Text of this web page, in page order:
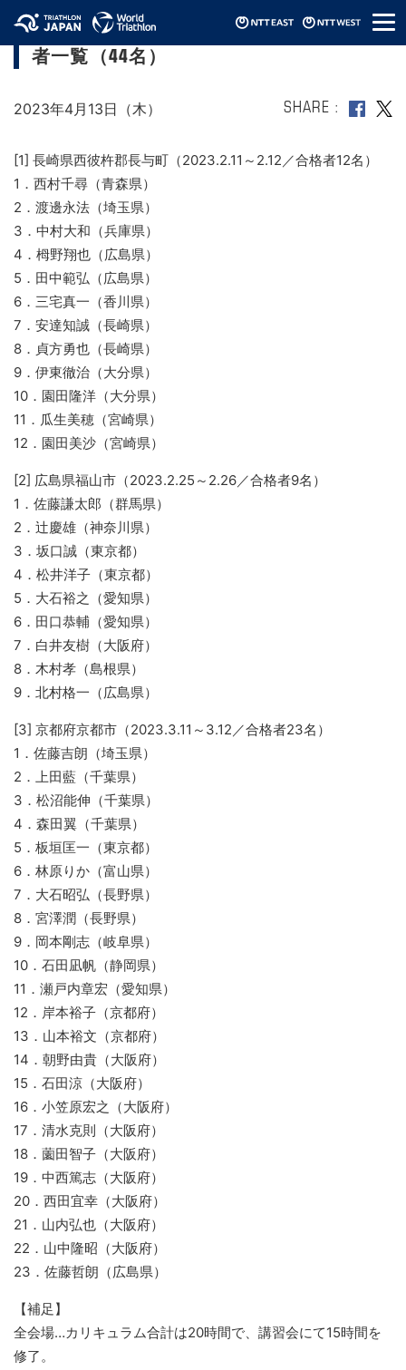
メ
ニ
2022年度JTU公認指導者養成講習会・合格
者一覧（44名）
2023年4月13日（木） SHARE
[1] 長崎県西彼杵郡長与町（2023.2.11～2.12／合格者12名）
1．西村千尋（青森県）
2．渡邊永法（埼玉県）
3．中村大和（兵庫県）
4．栂野翔也（広島県）
5．田中範弘（広島県）
6．三宅真一（香川県）
7．安達知誠（長崎県）
8．貞方勇也（長崎県）
9．伊東徹治（大分県）
10．園田隆洋（大分県）
11．瓜生美穂（宮崎県）
12．園田美沙（宮崎県）
[2] 広島県福山市（2023.2.25～2.26／合格者9名）
1．佐藤謙太郎（群馬県）
2．辻慶雄（神奈川県）
3．坂口誠（東京都）
4．松井洋子（東京都）
5．大石裕之（愛知県）
6．田口恭輔（愛知県）
7．白井友樹（大阪府）
8．木村孝（島根県）
9．北村格一（広島県）
[3] 京都府京都市（2023.3.11～3.12／合格者23名）
1．佐藤吉朗（埼玉県）
2．上田藍（千葉県）
3．松沼能伸（千葉県）
4．森田翼（千葉県）
5．板垣匡一（東京都）
6．林原りか（富山県）
7．大石昭弘（長野県）
8．宮澤潤（長野県）
9．岡本剛志（岐阜県）
10．石田凪帆（静岡県）
11．瀬戸内章宏（愛知県）
12．岸本裕子（京都府）
13．山本裕文（京都府）
14．朝野由貴（大阪府）
15．石田涼（大阪府）
16．小笠原宏之（大阪府）
17．清水克則（大阪府）
18．薗田智子（大阪府）
19．中西篤志（大阪府）
20．西田宜幸（大阪府）
21．山内弘也（大阪府）
22．山中隆昭（大阪府）
23．佐藤哲朗（広島県）
【補足】
全会場…カリキュラム合計は20時間で、講習会にて15時間を
修了。